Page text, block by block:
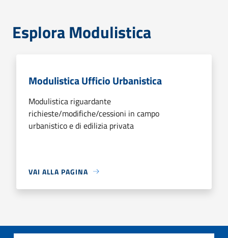
Esplora Modulistica
Modulistica Ufficio Urbanistica
Modulistica riguardante
richieste/modifiche/cessioni in campo
urbanistico e di edilizia privata
VAI ALLA PAGINA